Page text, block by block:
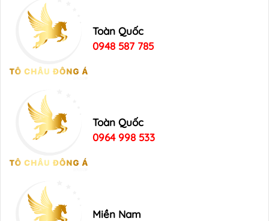
Toàn Quốc
0948 587 785
Toàn Quốc
0964 998 533
Miền Nam